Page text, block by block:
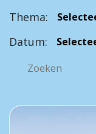
Thema:
Datum: